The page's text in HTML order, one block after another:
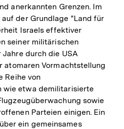
anerkannten Grenzen. Im
auf der Grundlage "Land für
Israels effektiver
seiner militärischen
durch die USA
atomaren Vormachtstellung
Reihe von
wie etwa demilitarisierte
sowie
Parteien einigen. Ein
ein gemeinsames